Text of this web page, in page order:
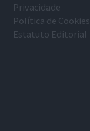
Privacidade
Política de Cookies
Estatuto Editorial